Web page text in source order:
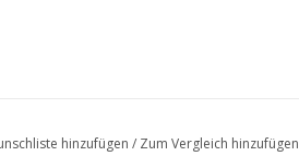
hinzufügen / Zum Vergleich hinzufügen